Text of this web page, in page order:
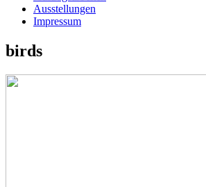
Ausstellungen
Impressum
birds